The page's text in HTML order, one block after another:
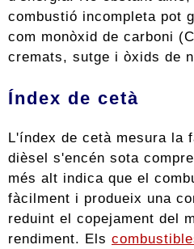
combustió incompleta pot
com monòxid de carboni
cremats, sutge i òxids de
Índex de cetà
L'índex de cetà mesura la
dièsel s'encén sota
més alt indica que el
fàcilment i produeix una
reduint el copejament del
rendiment. Els